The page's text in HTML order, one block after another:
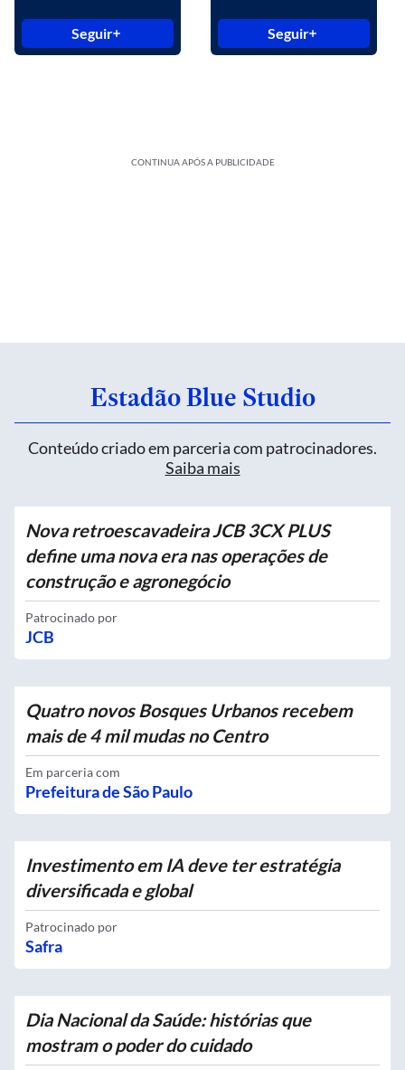
Seguir Seguir
CONTINUA APÓS A PUBLICIDADE
Estadão Blue Studio
Conteúdo criado em parceria com patrocinadores.
Saiba mais
Nova retroescavadeira JCB 3CX PLUS
define uma nova era nas operações de
construção e agronegócio
Patrocinado por
JCB
Quatro novos Bosques Urbanos recebem
mais de 4 mil mudas no Centro
Em parceria com
Prefeitura de São Paulo
Investimento em IA deve ter estratégia
diversificada e global
Patrocinado por
Safra
Dia Nacional da Saúde: histórias que
mostram o poder do cuidado